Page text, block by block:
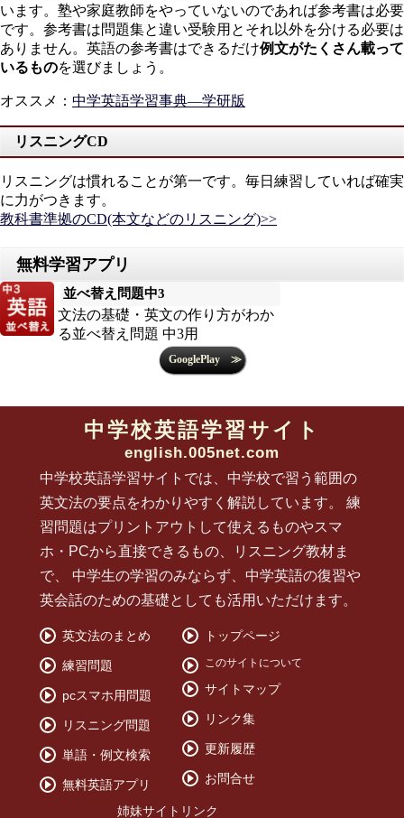
います。塾や家庭教師をやっていないのであれば参考書は必要
です。参考書は問題集と違い受験用とそれ以外を分ける必要は
ありません。英語の参考書はできるだけ例文がたくさん載って
いるものを選びましょう。
オススメ ： 中学英語学習事典―学研版
リスニングCD
リスニングは慣れることが第一です。毎日練習していれば確実
に力がつきます。
教科書準拠のCD(本文などのリスニング)>>
並べ替え問題中3
文法の基礎・英文の作り方がわか
る並べ替え問題 中3用
中学校英語学習サイト
english.005net.com
中学校英語学習サイトでは、中学校で習う範囲の
英文法の要点をわかりやすく解説しています。 練
習問題はプリントアウトして使えるものやスマ
ホ・PCから直接できるもの、リスニング教材ま
で、 中学生の学習のみならず、中学英語の復習や
英会話のための基礎としても活用いただけます。
英文法のまとめ
練習問題
pcスマホ用問題
リスニング問題
単語・例文検索
無料英語アプリ
トップページ
このサイトについて
サイトマップ
リンク集
更新履歴
お問合せ
姉妹サイトリンク